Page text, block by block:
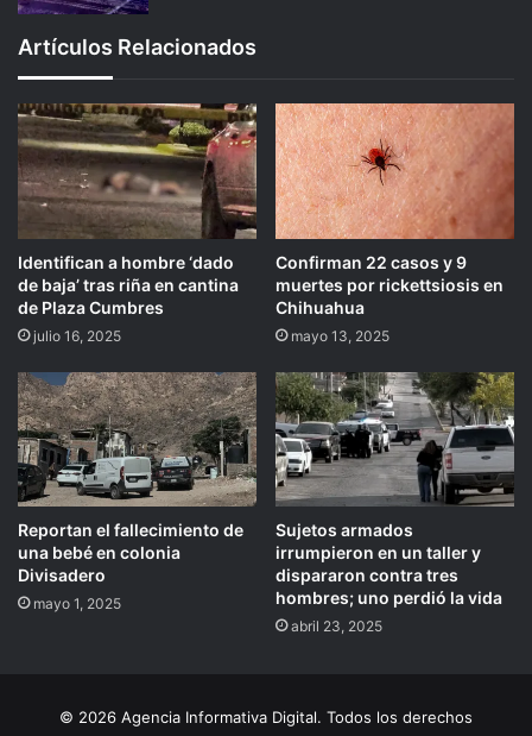
Artículos Relacionados
Identifican a hombre ‘dado
de baja’ tras riña en cantina
de Plaza Cumbres
julio 16, 2025
Confirman 22 casos y 9
muertes por rickettsiosis en
Chihuahua
mayo 13, 2025
Reportan el fallecimiento de
una bebé en colonia
Divisadero
mayo 1, 2025
Sujetos armados
irrumpieron en un taller y
dispararon contra tres
hombres; uno perdió la vida
abril 23, 2025
© 2026 Agencia Informativa Digital. Todos los derechos